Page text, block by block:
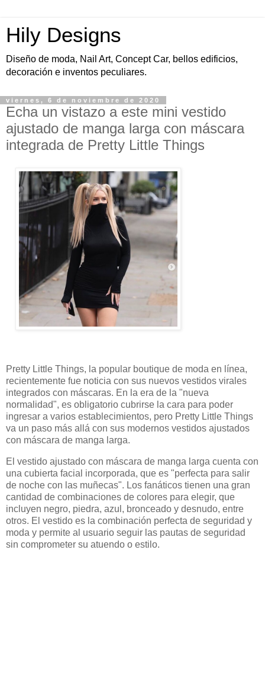
Hily Designs
Diseño de moda, Nail Art, Concept Car, bellos edificios,
decoración e inventos peculiares.
viernes, 6 de noviembre de 2020
Echa un vistazo a este mini vestido
ajustado de manga larga con máscara
integrada de Pretty Little Things
Pretty Little Things, la popular boutique de moda en línea,
recientemente fue noticia con sus nuevos vestidos virales
integrados con máscaras. En la era de la "nueva
normalidad", es obligatorio cubrirse la cara para poder
ingresar a varios establecimientos, pero Pretty Little Things
va un paso más allá con sus modernos vestidos ajustados
con máscara de manga larga.
El vestido ajustado con máscara de manga larga cuenta con
una cubierta facial incorporada, que es "perfecta para salir
de noche con las muñecas". Los fanáticos tienen una gran
cantidad de combinaciones de colores para elegir, que
incluyen negro, piedra, azul, bronceado y desnudo, entre
otros. El vestido es la combinación perfecta de seguridad y
moda y permite al usuario seguir las pautas de seguridad
sin comprometer su atuendo o estilo.